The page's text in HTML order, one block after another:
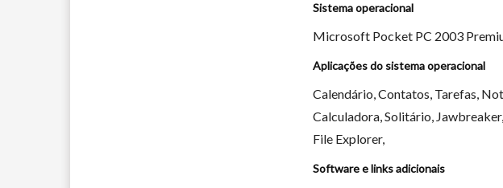
Sistema operacional
Microsoft Pocket PC 2003
Aplicações do sistema operacional
Calendário, Contatos, Tarefas,
Calculadora, Solitário,
File Explorer,
Software e links adicionais